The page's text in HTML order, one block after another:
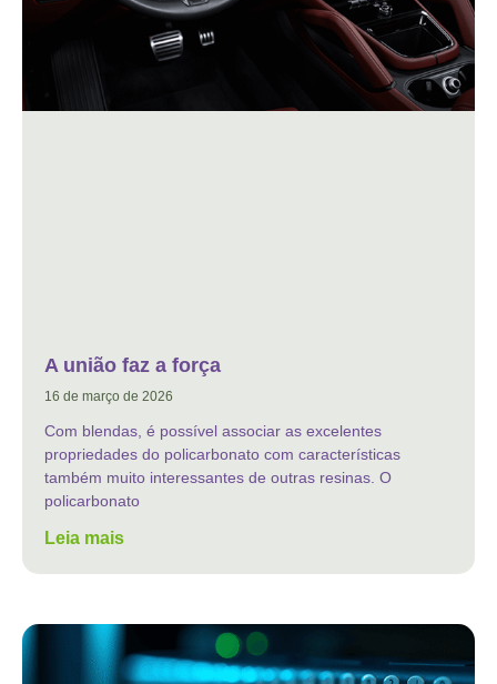
A união faz a força
16 de março de 2026
Com blendas, é possível associar as excelentes
propriedades do policarbonato com características
também muito interessantes de outras resinas. O
policarbonato
Leia mais